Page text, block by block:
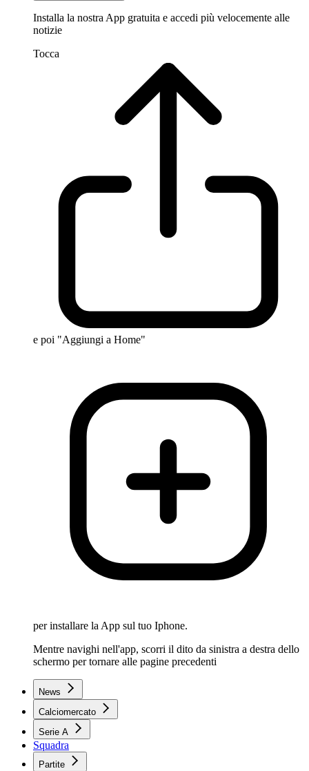
Installa la nostra App gratuita e accedi più velocemente alle
notizie
Tocca
e poi "Aggiungi a Home"
per installare la App sul tuo Iphone.
Mentre navighi nell'app, scorri il dito da sinistra a destra dello
schermo per tornare alle pagine precedenti
News
Calciomercato
Serie A
Squadra
Partite